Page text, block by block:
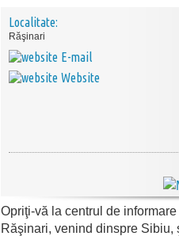
Localitate:
Răşinari
E-mail
Website
Opriţi-vă la centrul de
Răşinari, venind dinspre Sibiu,